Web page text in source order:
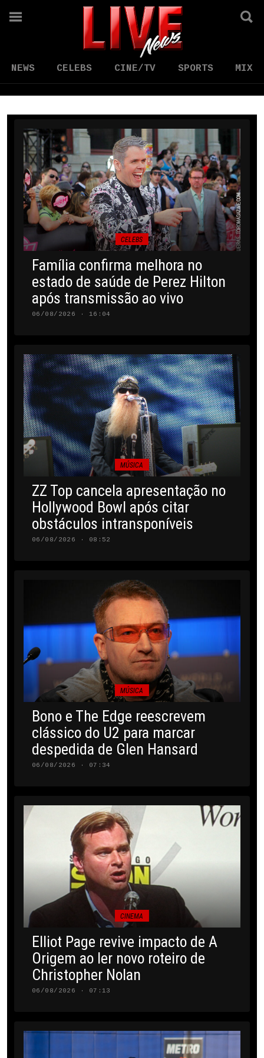
NEWS CELEBS CINE/TV SPORTS MIX
CELEBS
Família confirma melhora no
estado de saúde de Perez Hilton
após transmissão ao vivo
06/08/2026 · 16:04
MÚSICA
ZZ Top cancela apresentação no
Hollywood Bowl após citar
obstáculos intransponíveis
06/08/2026 · 08:52
MÚSICA
Bono e The Edge reescrevem
clássico do U2 para marcar
despedida de Glen Hansard
06/08/2026 · 07:34
CINEMA
Elliot Page revive impacto de A
Origem ao ler novo roteiro de
Christopher Nolan
06/08/2026 · 07:13